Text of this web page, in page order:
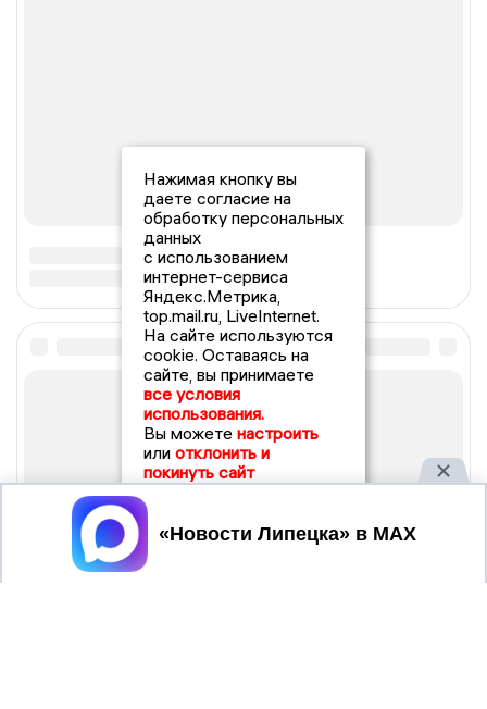
Нажимая кнопку вы
даете согласие на
обработку персональных
данных
с использованием
интернет-сервиса
Яндекс.Метрика,
top.mail.ru, LiveInternet.
На сайте используются
cookie. Оставаясь на
сайте, вы принимаете
все условия
использования.
Вы можете настроить
или отклонить и
покинуть сайт
Принять